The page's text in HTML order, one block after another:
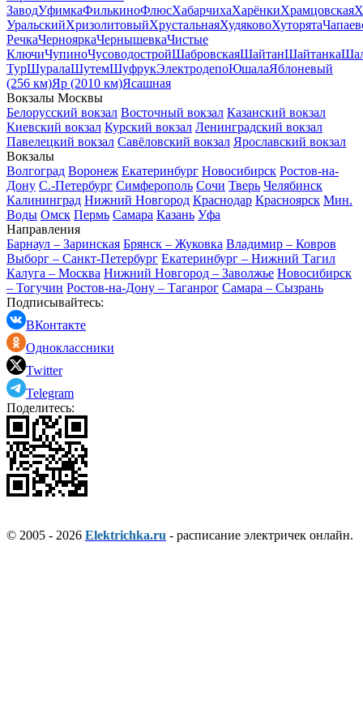
ЗаводУфимкаФилькиноФлюсХабарчихаХарёнкиХрамцовская
УральскийХризолитовыйХрустальнаяХудяковоХуторята
РечкаЧернояркаЧернышевкаЧистые
КлючиЧупиноЧусоводостройШабровскаяШайтанШайтанка
ТурШуралаШутемШуфрукЭлектродепоЮшалаЯблоневый
(256 км)Яр (2010 км)Ясашная
Вокзалы Москвы
Белорусский вокзал Восточный вокзал Казанский вокзал
Киевский вокзал Курский вокзал Ленинградский вокзал
Павелецкий вокзал Савёловский вокзал Ярославский вокзал
Вокзалы
Волгоград Воронеж Екатеринбург Новосибирск Ростов-на-
Дону С.-Петербург Симферополь Сочи Тверь Челябинск
Калининград Нижний Новгород Краснодар Красноярск Мин.
Воды Омск Пермь Самара Казань Уфа
Направления
Барнаул – Заринская Брянск – Жуковка Владимир – Ковров
Выборг – Санкт-Петербург Екатеринбург – Нижний Тагил
Калуга – Москва Нижний Новгород – Заволжье Новосибирск
– Тогучин Ростов-на-Дону – Таганрог Самара – Сызрань
Подписывайтесь:
ВКонтакте
Одноклассники
Twitter
Telegram
Поделитесь:
© 2005 - 2026 Elektrichka.ru - расписание электричек онлайн.